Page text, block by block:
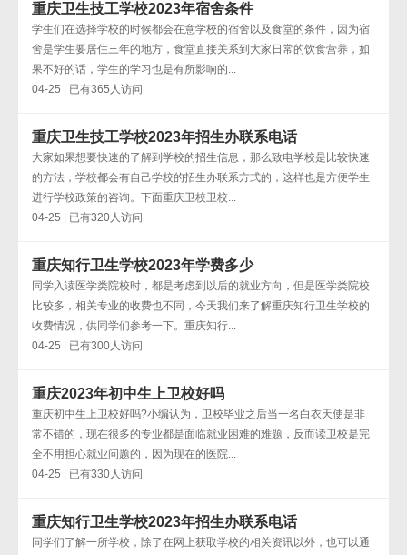
重庆卫生技工学校2023年宿舍条件
学生们在选择学校的时候都会在意学校的宿舍以及食堂的条件，因为宿
舍是学生要居住三年的地方，食堂直接关系到大家日常的饮食营养，如
果不好的话，学生的学习也是有所影响的...
04-25 | 已有365人访问
重庆卫生技工学校2023年招生办联系电话
大家如果想要快速的了解到学校的招生信息，那么致电学校是比较快速
的方法，学校都会有自己学校的招生办联系方式的，这样也是方便学生
进行学校政策的咨询。下面重庆卫校卫校...
04-25 | 已有320人访问
重庆知行卫生学校2023年学费多少
同学入读医学类院校时，都是考虑到以后的就业方向，但是医学类院校
比较多，相关专业的收费也不同，今天我们来了解重庆知行卫生学校的
收费情况，供同学们参考一下。重庆知行...
04-25 | 已有300人访问
重庆2023年初中生上卫校好吗
重庆初中生上卫校好吗?小编认为，卫校毕业之后当一名白衣天使是非
常不错的，现在很多的专业都是面临就业困难的难题，反而读卫校是完
全不用担心就业问题的，因为现在的医院...
04-25 | 已有330人访问
重庆知行卫生学校2023年招生办联系电话
同学们了解一所学校，除了在网上获取学校的相关资讯以外，也可以通